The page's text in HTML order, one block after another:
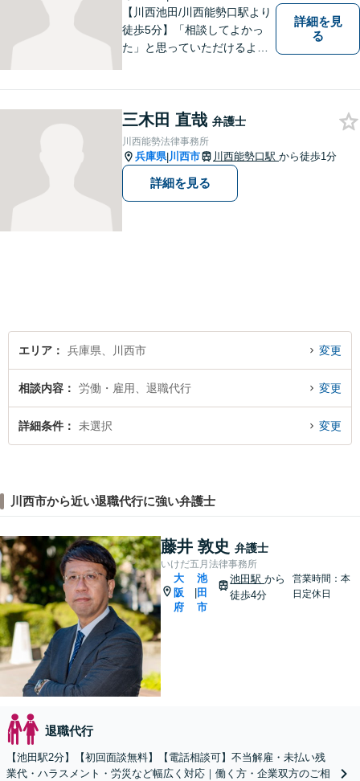
【川西池田/川西能勢口駅より
徒歩5分】「相談してよかっ
た」と思っていただけるよう
ことなく私にご相談くださ
い。
詳細を見
る
三木田 直哉 弁護士
川西能勢法律事務所
兵庫県|川西市 川西能勢口駅 から徒歩1分
詳細を見る
エリア 兵庫県、川西市 変更
相談内容 労働・雇用、退職代行 変更
詳細条件 未選択 変更
川西市から近い退職代行に強い弁護士
藤井 敦史 弁護士
いけだ五月法律事務所
大
阪
府
池
田
市
池田駅から
徒歩4分
営業時間：本
日定休日
退職代行
【池田駅2分】【初回面談無料】【電話相談可】不当解雇・未払い残
業代・ハラスメント・労災など幅広く対応｜働く方・企業双方のご相